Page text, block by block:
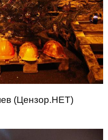
(Цензор.НЕТ)